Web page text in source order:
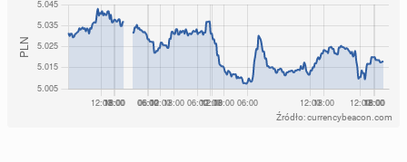
Źródło: currencybeacon.com